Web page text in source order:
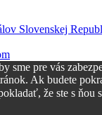
Slovenskej
sme pre vás
Ak budete
že ste s ňou